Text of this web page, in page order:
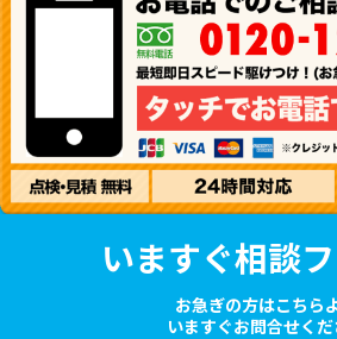
いますぐ相談
お急ぎの方はこちら
いますぐお問合せく